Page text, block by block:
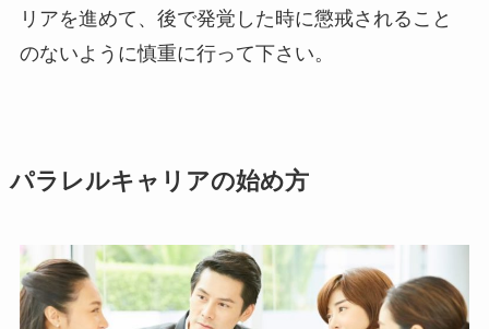
リアを進めて、後で発覚した時に懲戒されること
のないように慎重に行って下さい。
パラレルキャリアの始め方